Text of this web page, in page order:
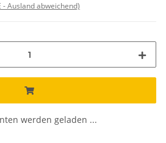
- Ausland abweichend)
werden geladen ...